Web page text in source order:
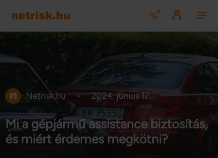
Netrisk.hu • 2024. június 17.
Mi a gépjármű assistance biztosítás,
és miért érdemes megkötni?